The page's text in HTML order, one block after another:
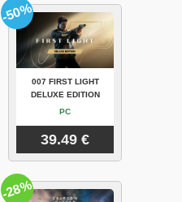
007 FIRST LIGHT
DELUXE EDITION
PC
39.49 €
-50%
-28%